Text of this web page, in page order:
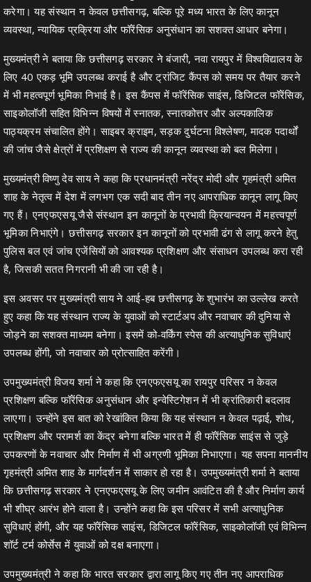
करेगा। यह संस्थान न केवल छत्तीसगढ़, बल्कि पूरे मध्य भारत के लिए कानून
व्यवस्था, न्यायिक प्रक्रिया और फॉरेंसिक अनुसंधान का सशक्त आधार बनेगा।
मुख्यमंत्री ने बताया कि छत्तीसगढ़ सरकार ने बंजारी, नवा रायपुर में विश्वविद्यालय के
लिए 40 एकड़ भूमि उपलब्ध कराई है और ट्रांजिट कैंपस को समय पर तैयार करने
में भी महत्वपूर्ण भूमिका निभाई है। इस कैंपस में फॉरेंसिक साइंस, डिजिटल फॉरेंसिक,
साइकोलॉजी सहित विभिन्न विषयों में स्नातक, स्नातकोत्तर और अल्पकालिक
पाठ्यक्रम संचालित होंगे। साइबर क्राइम, सड़क दुर्घटना विश्लेषण, मादक पदार्थों
की जांच जैसे क्षेत्रों में प्रशिक्षण से राज्य की कानून व्यवस्था को बल मिलेगा।
मुख्यमंत्री विष्णु देव साय ने कहा कि प्रधानमंत्री नरेंद्र मोदी और गृहमंत्री अमित
शाह के नेतृत्व में देश में लगभग एक सदी बाद तीन नए आपराधिक कानून लागू किए
गए हैं। एनएफएसयू जैसे संस्थान इन कानूनों के प्रभावी क्रियान्वयन में महत्त्वपूर्ण
भूमिका निभाएंगे। छत्तीसगढ़ सरकार इन कानूनों को प्रभावी ढंग से लागू करने हेतु
पुलिस बल एवं जांच एजेंसियों को आवश्यक प्रशिक्षण और संसाधन उपलब्ध करा रही
है, जिसकी सतत निगरानी भी की जा रही है।
इस अवसर पर मुख्यमंत्री साय ने आई-हब छत्तीसगढ़ के शुभारंभ का उल्लेख करते
हुए कहा कि यह संस्थान राज्य के युवाओं को स्टार्टअप और नवाचार की दुनिया से
जोड़ने का सशक्त माध्यम बनेगा। इसमें को-वर्किंग स्पेस की अत्याधुनिक सुविधाएं
उपलब्ध होंगी, जो नवाचार को प्रोत्साहित करेंगी।
उपमुख्यमंत्री विजय शर्मा ने कहा कि एनएफएसयू का रायपुर परिसर न केवल
प्रशिक्षण बल्कि फॉरेंसिक अनुसंधान और इन्वेस्टिगेशन में भी क्रांतिकारी बदलाव
लाएगा। उन्होंने इस बात को रेखांकित किया कि यह संस्थान न केवल पढ़ाई, शोध,
प्रशिक्षण और परामर्श का केंद्र बनेगा बल्कि भारत में ही फॉरेंसिक साइंस से जुड़े
उपकरणों के नवाचार और निर्माण में भी अग्रणी भूमिका निभाएगा। यह सपना माननीय
गृहमंत्री अमित शाह के मार्गदर्शन में साकार हो रहा है। उपमुख्यमंत्री शर्मा ने बताया
कि छत्तीसगढ़ सरकार ने एनएफएसयू के लिए जमीन आवंटित की है और निर्माण कार्य
भी शीघ्र आरंभ होने वाला है। उन्होंने कहा कि इस परिसर में सभी अत्याधुनिक
सुविधाएं होंगी, और यह फॉरेंसिक साइंस, डिजिटल फॉरेंसिक, साइकोलॉजी एवं विभिन्न
शॉर्ट टर्म कोर्सेस में युवाओं को दक्ष बनाएगा।
उपमुख्यमंत्री ने कहा कि भारत सरकार द्वारा लागू किए गए तीन नए आपराधिक